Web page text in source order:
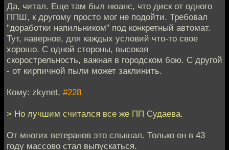
Да, читал. Еще там был нюанс, что диск от одного
ППШ, к другому просто мог не подойти. Требовал
"доработки напильником" под конкретный автомат.
Тут, наверное, для каждых условий что-то свое
хорошо. С одной стороны, высокая
скорострельность, важная в городском бою. С другой
- от кирпичной пыли может заклинить.
Кому: zkynet, #228
> Но лучшим считался все же ПП Судаева.
От многих ветеранов это слышал. Только он в 43
году массово стал выпускаться.